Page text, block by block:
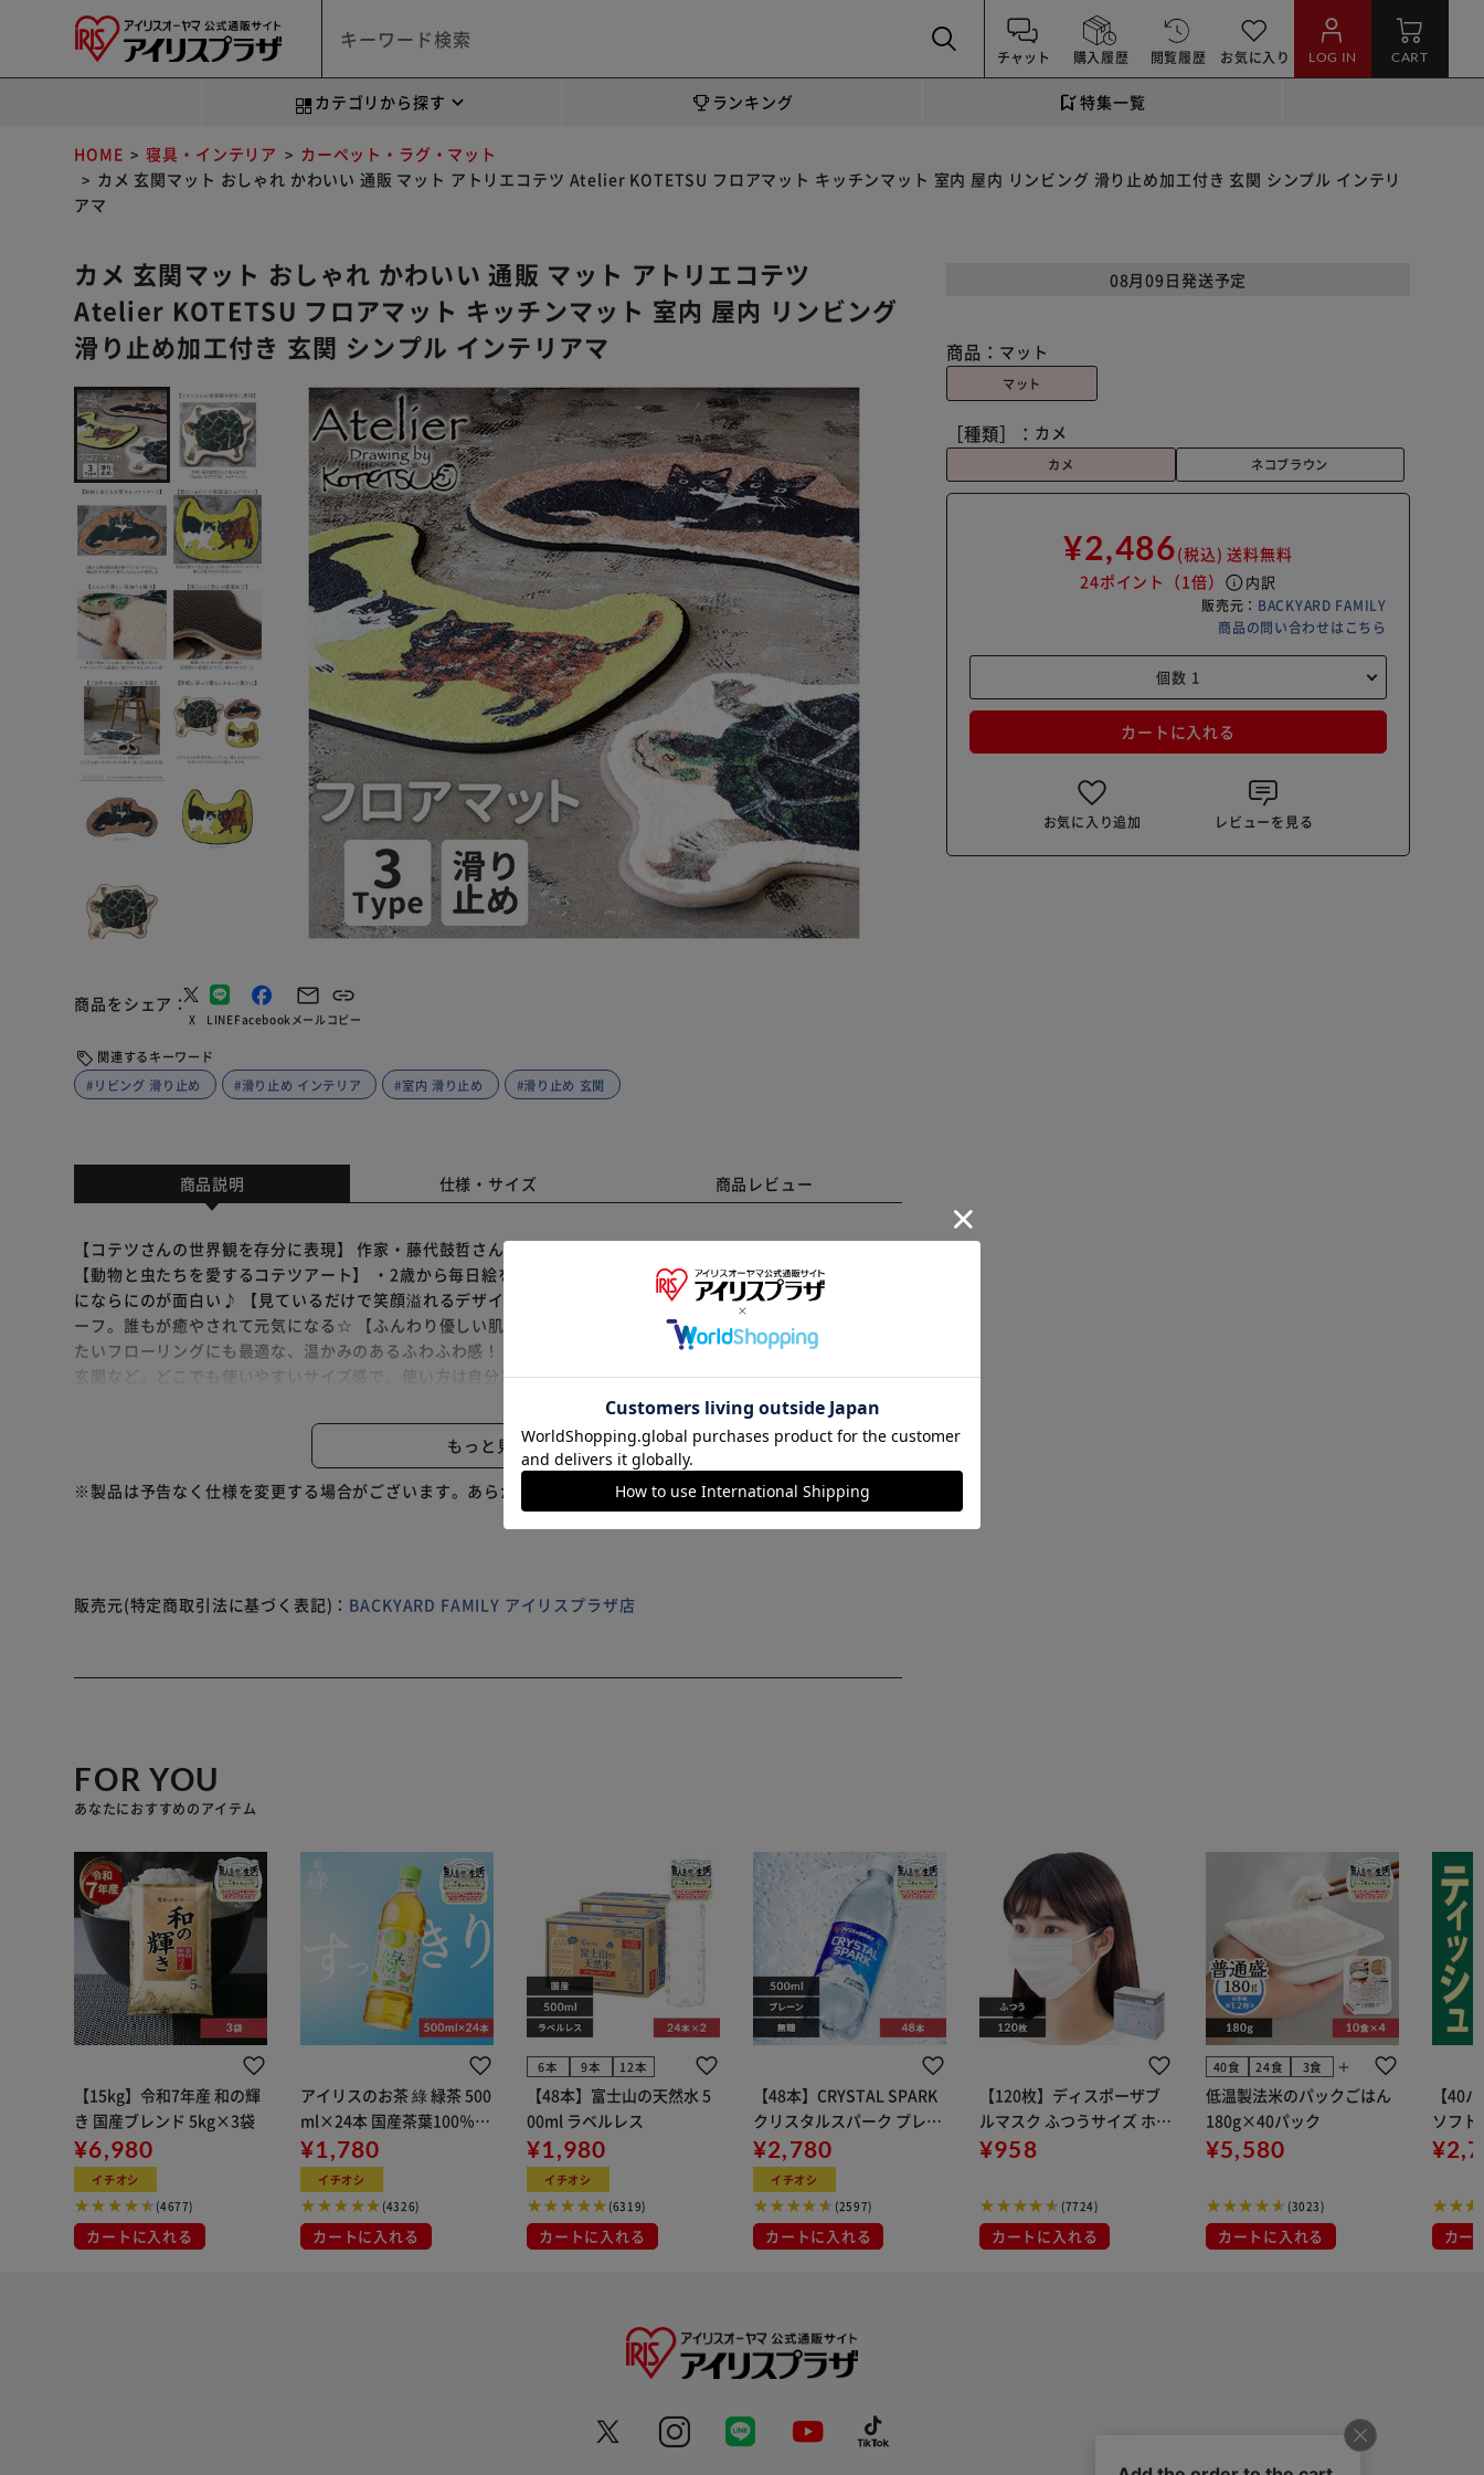
チャット 購入履歴 閲覧履歴 お気に入り LOG IN CART
カテゴリから探す ランキング 特集一覧
HOME 寝具・インテリア
カーペット・ラグ・マット
カメ 玄関マット おしゃれ かわいい 通販 マット アトリエコテツ Atelier KOTETSU フロアマット キッチンマット 室内 屋内 リンビング 滑り止め加工付き 玄関 シンプル インテリ
アマ
カメ 玄関マット おしゃれ かわいい 通販 マット アトリエコテツ
Atelier KOTETSU フロアマット キッチンマット 室内 屋内 リンビング
滑り止め加工付き 玄関 シンプル インテリアマ
商品をシェア
X LINEFacebookメールコピー
関連するキーワード
#リビング 滑り止め
#滑り止め インテリア #室内 滑り止め #滑り止め 玄関
08月09日発送予定
商品： マット
マット
［種類］： カメ
カメ ネコブラウン
¥2,486(税込) 送料無料
24ポイント （1倍） info 内訳
販売元： BACKYARD FAMILY
商品の問い合わせはこちら
カートに入れる
お気に入り追加 レビューを見る
商品説明 仕様・サイズ 商品レビュー
【コテツさんの世界観を存分に表現】 作家・藤代鼓哲さんが生み出す♪「Atelier KOTETSU フロアマット」。
【動物と虫たちを愛するコテツアート】 ・2歳から毎日絵を描き続けているコテツさん。絵は自分の思った通り
にならにのが面白い♪ 【見ているだけで笑顔溢れるデザイン】 色彩が豊かで生き生きとした動物のイラストモチ
ーフ。誰もが癒やされて元気になる☆ 【ふんわり優しい肌触りも魅力】 素足で触れても心地よい質感。冬場の冷
たいフローリングにも最適な、温かみのあるふわふわ感！ 【ご自宅の色んな場面で大活躍】 リビングやトイレ、
玄関など。どこでも使いやすいサイズ感で、使い方は自分次第。 【滑りにくく安心の裏面加工】 裏面にドット状
の滑り止めを施し、安全面にも配慮したつくり。嫌なズレもガード。 【手軽に彩って暮らしをもっと豊かに】 コ
テツさんが生活を共にしている、猫とカメのイラスト。お気に入りのアイテムで楽しい日々を。 【Atelier
KOTETSU】 コテツさんの世界観に共感し、プロダクトを通して世の中に発信。
もっと見る
※製品は予告なく仕様を変更する場合がございます。あらかじめご了承ください。
販売元(特定商取引法に基づく表記)： BACKYARD FAMILY アイリスプラザ店
FOR YOU
あなたにおすすめのアイテム
【15kg】令和7年産 和の輝
き 国産ブレンド 5kg×3袋
¥6,980
イチオシ
(4677)
カートに入れる
アイリスのお茶 綠 緑茶 500
ml×24本 国産茶葉100％使
用
¥1,780
イチオシ
(4326)
カートに入れる
6本 9本 12本
【48本】富士山の天然水 5
00ml ラベルレス
¥1,980
イチオシ
(6319)
カートに入れる
【48本】CRYSTAL SPARK
クリスタルスパーク プレー
ン 500ml
¥2,780
イチオシ
(2597)
カートに入れる
【120枚】ディスポーザブ
ルマスク ふつうサイズ ホワ
イト 大容量 DISPOSABLE
布
¥958
(7724)
カートに入れる
40食 24食 3食 add
低温製法米のパックごはん
180g×40パック
¥5,580
(3023)
カートに入れる
【40
ソフ
組) 5
カー
※ご確認ください